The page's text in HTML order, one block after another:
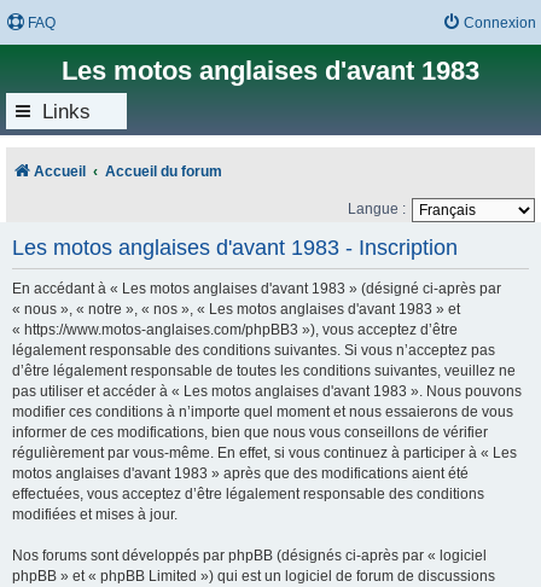
FAQ Connexion
Les motos anglaises d'avant 1983
Links
Accueil Accueil du forum
Langue :
Les motos anglaises d'avant 1983 - Inscription
En accédant à « Les motos anglaises d'avant 1983 » (désigné ci-après par
« nous », « notre », « nos », « Les motos anglaises d'avant 1983 » et
« https://www.motos-anglaises.com/phpBB3 »), vous acceptez d’être
légalement responsable des conditions suivantes. Si vous n’acceptez pas
d’être légalement responsable de toutes les conditions suivantes, veuillez ne
pas utiliser et accéder à « Les motos anglaises d'avant 1983 ». Nous pouvons
modifier ces conditions à n’importe quel moment et nous essaierons de vous
informer de ces modifications, bien que nous vous conseillons de vérifier
régulièrement par vous-même. En effet, si vous continuez à participer à « Les
motos anglaises d'avant 1983 » après que des modifications aient été
effectuées, vous acceptez d’être légalement responsable des conditions
modifiées et mises à jour.
Nos forums sont développés par phpBB (désignés ci-après par « logiciel
phpBB » et « phpBB Limited ») qui est un logiciel de forum de discussions